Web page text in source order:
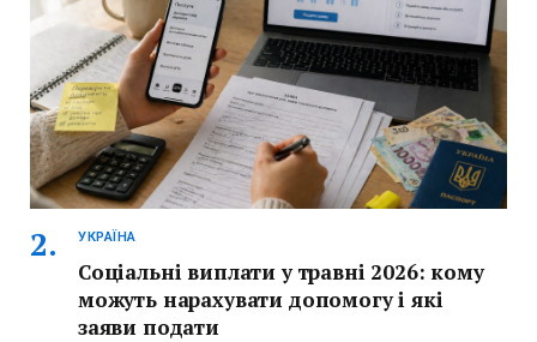
УКРАЇНА
Соціальні виплати у травні 2026: кому
можуть нарахувати допомогу і які
заяви подати